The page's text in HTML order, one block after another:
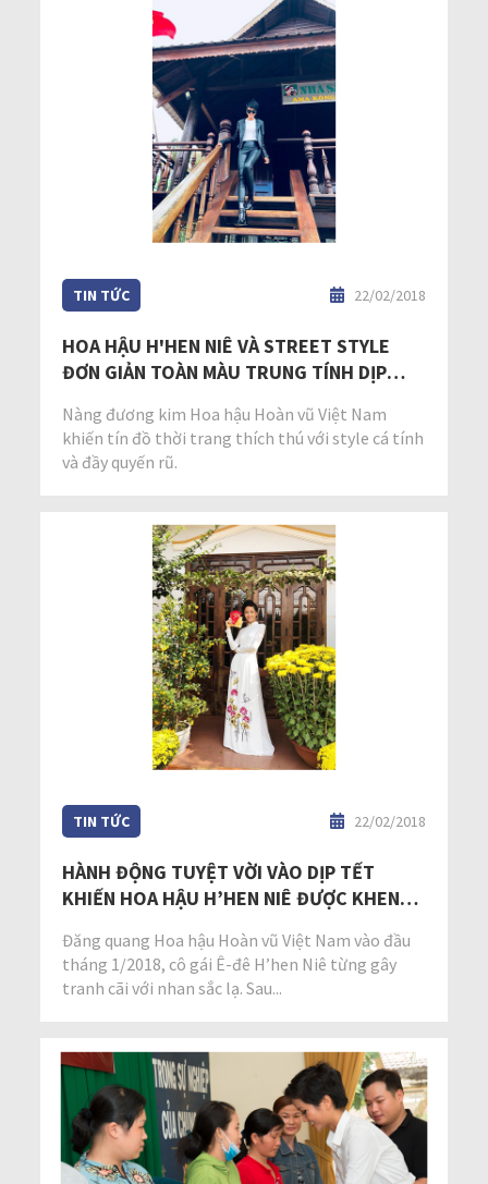
TIN TỨC 22/02/2018
HOA HẬU H'HEN NIÊ VÀ STREET STYLE
ĐƠN GIẢN TOÀN MÀU TRUNG TÍNH DỊP
Nàng đương kim Hoa hậu Hoàn vũ Việt Nam
khiến tín đồ thời trang thích thú với style cá tính
và đầy quyến rũ.
TIN TỨC 22/02/2018
HÀNH ĐỘNG TUYỆT VỜI VÀO DỊP TẾT
KHIẾN HOA HẬU H’HEN NIÊ ĐƯỢC KHEN
Đăng quang Hoa hậu Hoàn vũ Việt Nam vào đầu
tháng 1/2018, cô gái Ê-đê H’hen Niê từng gây
tranh cãi với nhan sắc lạ. Sau...